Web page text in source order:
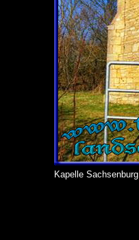
Kapelle Sachsenburg